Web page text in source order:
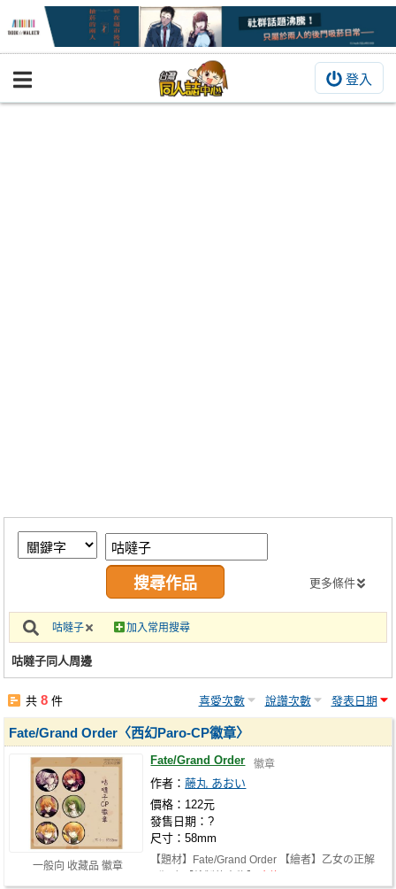
登入
BOOKY書集倉庫
繪圖藝廊
交流中心
攤位轉讓區
會員功能選單
註冊會員
更多條件
咕噠子 加入常用搜尋
咕噠子同人周邊
共8 件 喜愛次數 說讚次數 發表日期
一般向 收藏品 徽章
Fate/Grand Order〈西幻Paro-CP徽章〉
Fate/Grand Order 徽章
作者：藤丸 あおい
價格：122元
發售日期：?
尺寸：58mm
【題材】Fate/Grand Order 【繪者】乙女の正解